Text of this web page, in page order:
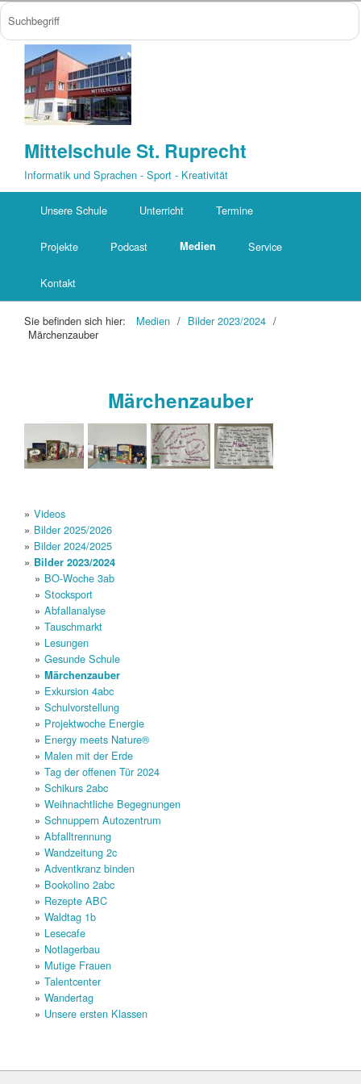
Mittelschule St. Ruprecht
Informatik und Sprachen - Sport - Kreativität
Unsere Schule Unterricht Termine
Projekte Podcast Medien Service
Kontakt
Sie befinden sich hier: Medien / Bilder 2023/2024 /
Märchenzauber
Märchenzauber
Videos
Bilder 2025/2026
Bilder 2024/2025
Bilder 2023/2024
BO-Woche 3ab
Stocksport
Abfallanalyse
Tauschmarkt
Lesungen
Gesunde Schule
Märchenzauber
Exkursion 4abc
Schulvorstellung
Projektwoche Energie
Energy meets Nature®
Malen mit der Erde
Tag der offenen Tür 2024
Schikurs 2abc
Weihnachtliche Begegnungen
Schnuppern Autozentrum
Abfalltrennung
Wandzeitung 2c
Adventkranz binden
Bookolino 2abc
Rezepte ABC
Waldtag 1b
Lesecafe
Notlagerbau
Mutige Frauen
Talentcenter
Wandertag
Unsere ersten Klassen